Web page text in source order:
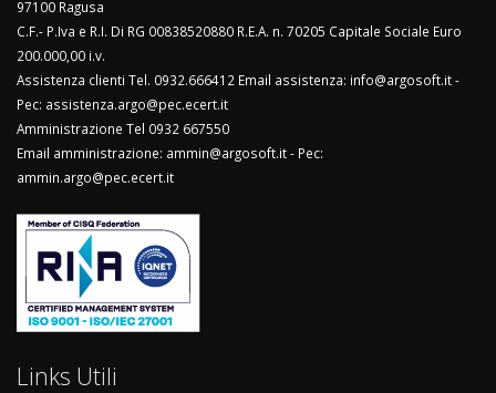
97100 Ragusa
C.F.- P.Iva e R.I. Di RG 00838520880 R.E.A. n. 70205 Capitale Sociale Euro
200.000,00 i.v.
Assistenza clienti Tel. 0932.666412 Email assistenza: info@argosoft.it -
Pec: assistenza.argo@pec.ecert.it
Amministrazione Tel 0932 667550
Email amministrazione: ammin@argosoft.it - Pec:
ammin.argo@pec.ecert.it
Links Utili